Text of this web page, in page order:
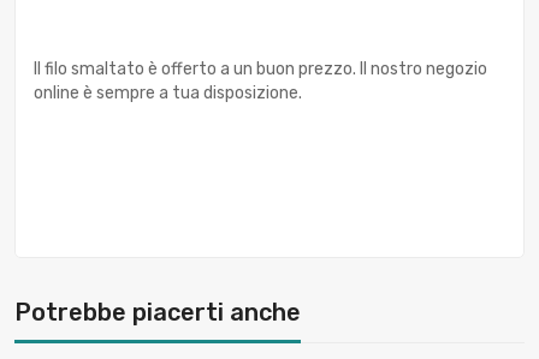
Il filo smaltato è offerto a un buon prezzo. Il nostro negozio
online è sempre a tua disposizione.
Potrebbe piacerti anche